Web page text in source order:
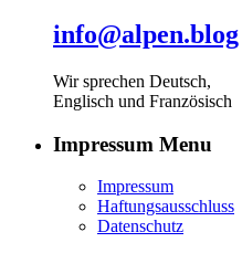
info@alpen.blog
Wir sprechen Deutsch,
Englisch und Französisch
Impressum Menu
Impressum
Haftungsausschluss
Datenschutz